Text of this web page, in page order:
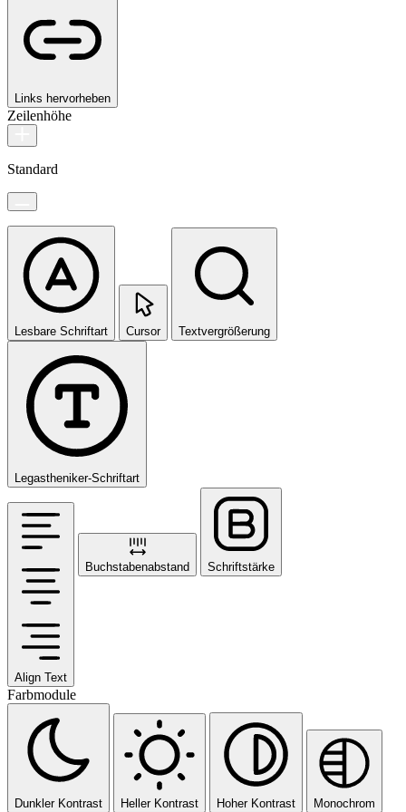
Links hervorheben
Zeilenhöhe
Standard
Lesbare Schriftart Cursor Textvergrößerung
Legastheniker-Schriftart
Align Text
Buchstabenabstand Schriftstärke
Farbmodule
Dunkler Kontrast Heller Kontrast Hoher Kontrast Monochrom